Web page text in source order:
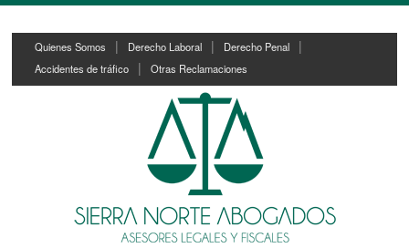
Skip
content
Skip
main
Quienes Somos Derecho Laboral
Derecho Penal
Accidentes de tráfico
Otras Reclamaciones